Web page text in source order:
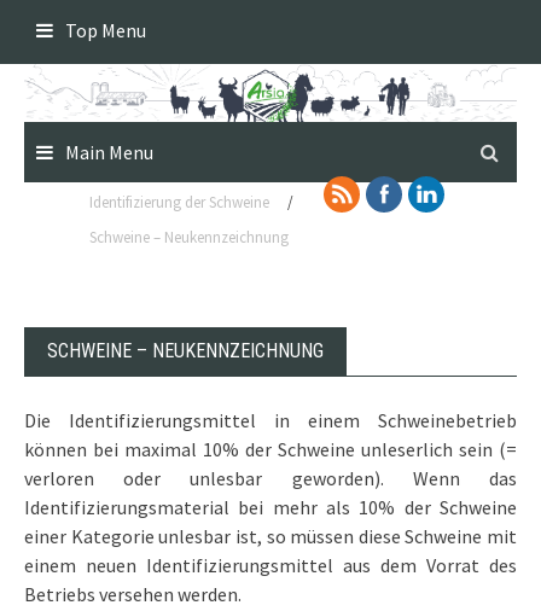
content
Top Menu
Main Menu
Identifizierung der Schweine
/
Schweine – Neukennzeichnung
SCHWEINE – NEUKENNZEICHNUNG
Die Identifizierungsmittel in einem Schweinebetrieb
können bei maximal 10% der Schweine unleserlich sein (=
verloren oder unlesbar geworden). Wenn das
Identifizierungsmaterial bei mehr als 10% der Schweine
einer Kategorie unlesbar ist, so müssen diese Schweine mit
einem neuen Identifizierungsmittel aus dem Vorrat des
Betriebs versehen werden.